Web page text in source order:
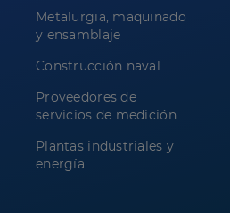
Metalurgia, maquinado
y ensamblaje
Construcción naval
Proveedores de
servicios de medición
Plantas industriales y
energía